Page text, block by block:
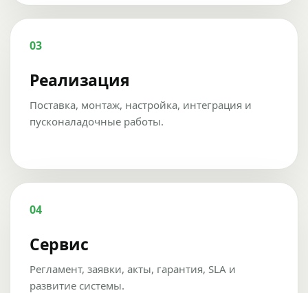
03
Реализация
Поставка, монтаж, настройка, интеграция и
пусконаладочные работы.
04
Сервис
Регламент, заявки, акты, гарантия, SLA и
развитие системы.